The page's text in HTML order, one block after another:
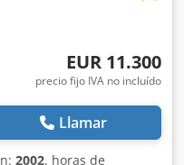
EUR 11.300
precio fijo IVA no incluído
Llamar
2002, horas de